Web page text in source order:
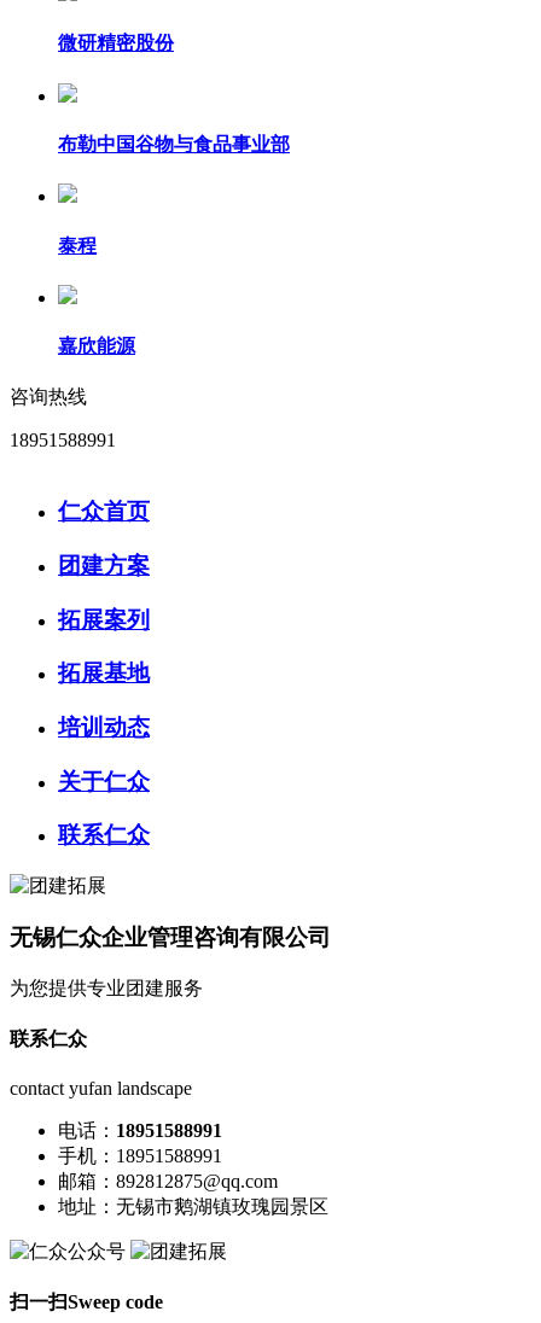
微研精密股份
布勒中国谷物与食品事业部
泰程
嘉欣能源
咨询热线
18951588991
仁众首页
团建方案
拓展案列
拓展基地
培训动态
关于仁众
联系仁众
无锡仁众企业管理咨询有限公司
为您提供专业团建服务
联系仁众
contact yufan landscape
电话： 18951588991
手机：18951588991
邮箱：892812875@qq.com
地址：无锡市鹅湖镇玫瑰园景区
扫一扫Sweep code